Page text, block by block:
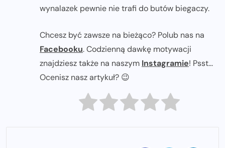
wynalazek pewnie nie trafi do butów biegaczy.
Chcesz być zawsze na bieżąco? Polub nas na
Facebooku. Codzienną dawkę motywacji
znajdziesz także na naszym Instagramie! Psst...
Ocenisz nasz artykuł? 😉